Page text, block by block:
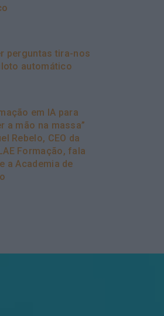
perguntas tira-nos
automático
em IA para
a mão na massa”
Rebelo, CEO da
Formação, fala
a Academia de